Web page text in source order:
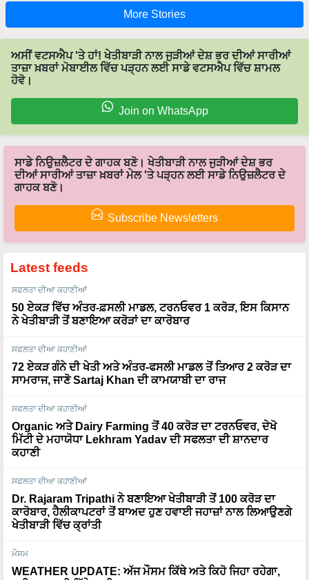
ਤਾਜ਼ਾ ਖ਼ਬਰਾਂ ਮੋਬਾਈਲ ਵਿੱਚ ਪੜ੍ਹਨ ਲਈ ਸਾਡੇ ਵਟਸਐਪ ਵਿੱਚ ਸ਼ਾਮਲ
ਹੋਵੋ।
ਦੀਆਂ ਸਾਰੀਆਂ ਤਾਜ਼ਾ ਖ਼ਬਰਾਂ ਮੇਲ 'ਤੇ ਪੜ੍ਹਨ ਲਈ ਸਾਡੇ ਨਿਉਜ਼ਲੈਟਰ ਦੇ
ਗਾਹਕ ਬਣੋ।
Latest feeds
ਸਫਲਤਾ ਦੀਆ ਕਹਾਣੀਆਂ
50 ਏਕੜ ਵਿੱਚ ਅੰਤਰ-ਫ਼ਸਲੀ ਮਾਡਲ, ਟਰਨਓਵਰ 1 ਕਰੋੜ, ਇਸ ਕਿਸਾਨ
ਨੇ ਖੇਤੀਬਾੜੀ ਤੋਂ ਬਣਾਇਆ ਕਰੋੜਾਂ ਦਾ ਕਾਰੋਬਾਰ
72 ਏਕੜ ਗੰਨੇ ਦੀ ਖੇਤੀ ਅਤੇ ਅੰਤਰ-ਫਸਲੀ ਮਾਡਲ ਤੋਂ ਤਿਆਰ 2 ਕਰੋੜ ਦਾ
ਸਾਮਰਾਜ, ਜਾਣੋ Sartaj Khan ਦੀ ਕਾਮਯਾਬੀ ਦਾ ਰਾਜ
ਸਫਲਤਾ ਦੀਆ ਕਹਾਣੀਆਂ
Organic ਅਤੇ Dairy Farming ਤੋਂ 40 ਕਰੋੜ ਦਾ ਟਰਨਓਵਰ, ਦੇਖੋ
ਮਿੱਟੀ ਦੇ ਮਹਾਯੋਧਾ Lekhram Yadav ਦੀ ਸਫਲਤਾ ਦੀ ਸ਼ਾਨਦਾਰ
ਕਹਾਣੀ
Dr. Rajaram Tripathi ਨੇ ਬਣਾਇਆ ਖੇਤੀਬਾੜੀ ਤੋਂ 100 ਕਰੋੜ ਦਾ
ਕਾਰੋਬਾਰ, ਹੈਲੀਕਾਪਟਰਾਂ ਤੋਂ ਬਾਅਦ ਹੁਣ ਹਵਾਈ ਜਹਾਜ਼ਾਂ ਨਾਲ ਲਿਆਉਣਗੇ
ਖੇਤੀਬਾੜੀ ਵਿੱਚ ਕ੍ਰਾਂਤੀ
WEATHER UPDATE: ਅੱਜ ਮੌਸਮ ਕਿੱਥੇ ਅਤੇ ਕਿਹੋ ਜਿਹਾ ਰਹੇਗਾ,